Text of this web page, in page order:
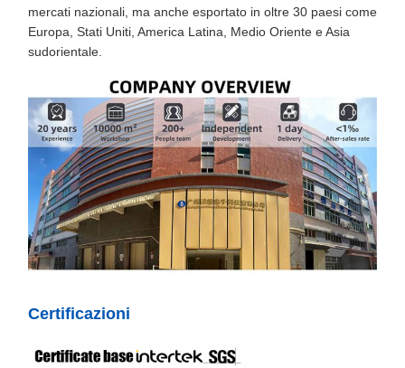
mercati nazionali, ma anche esportato in oltre 30 paesi come
Europa, Stati Uniti, America Latina, Medio Oriente e Asia
sudorientale.
Certificazioni